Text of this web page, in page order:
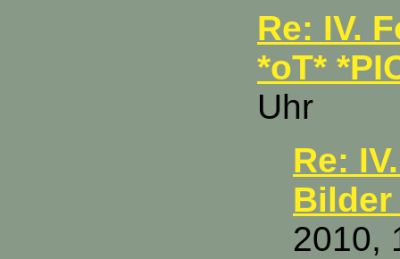
Re: IV.
*oT*
Uhr
Re:
Bilder
2010,